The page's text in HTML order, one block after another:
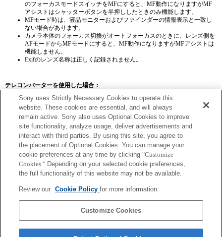
のフォーカスモードスイッチをMFにすると、MF動作になりますがMF
アシストはシャッターボタンを半押ししたときのみ機能します。
MFモード時は、液晶モニターおよびファインダーの情報表示と一致し
ない場合があります。
カメラ本体のフォーカス切換がオートフォーカスのときに、レンズ側を
AFモードからMFモードにすると、MF動作になりますがMFアシストは
機能しません。
Exifのレンズ名称は正しく記録されません。
テレコンバーターを使用した場合：
SEL14TC SEL20TC
SEL14TC
コンティニュアスAF設定時はピントが合わないことがあります。
Exifのレンズ名称の焦点距離および開放F値は、倍率を乗じた値で記載され
ん。
Sony uses Strictly Necessary Cookies to operate this
website. These cookies are essential, and will always
remain active. Sony also uses Optional Cookies to improve
site functionality, analyze usage, deliver advertisements and
interact with third parties. By using this site, you agree to
the placement of Optional Cookies. You can manage your
cookie preferences at any time by clicking "Customize
Cookies." Depending on your selected cookie preferences,
the full functionality of this website may not be available.
Review our Cookie Policyfor more information.
Customize Cookies